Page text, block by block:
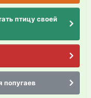
птицу своей
попугаев